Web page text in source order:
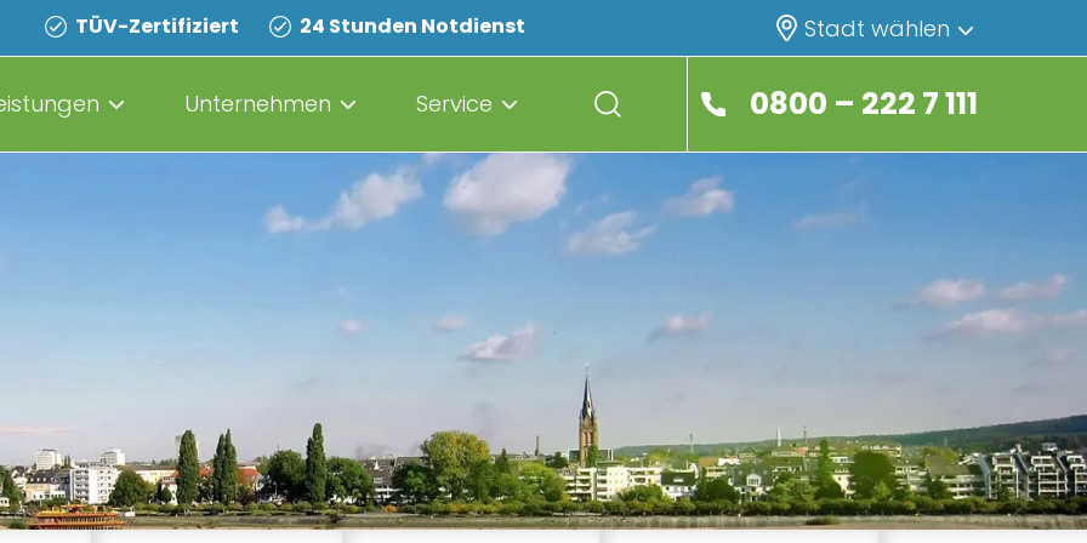
TÜV-Zertifiziert 24 Stunden Notdienst Stadt wählen
Unternehmen Service 0800 – 222 7 111